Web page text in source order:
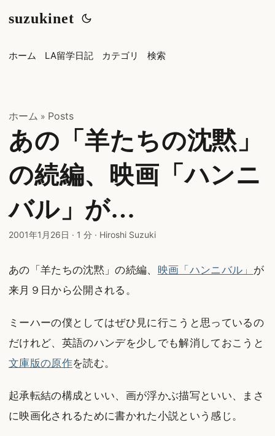
suzukinet
ホーム LA留学日記 カテゴリ 検索
ホーム » Posts
あの「羊たちの沈黙」
の続編、映画「ハンニ
バル」が…
2001年1月26日 · 1 分 · Hiroshi Suzuki
あの「羊たちの沈黙」の続編、 映画「ハンニバル」 が
来月９日から公開される。
ミーハーの僕としてはぜひ見に行こうと思っているの
だけれど、英語のハンデを少しでも解消しておこうと
文庫版の原作を読む。
起承転結の構成といい、画が浮かぶ描写といい、まさ
に映画化されるために書かれた小説という感じ。